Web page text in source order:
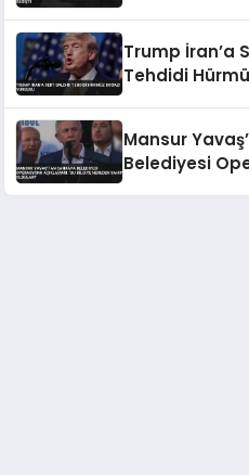
Trump İran’a
Tehdidi
Mansur
Belediyesi